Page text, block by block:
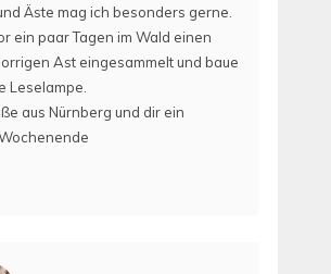
Äste mag ich besonders gerne.
ein paar Tagen im Wald einen
Ast eingesammelt und baue
Leselampe.
aus Nürnberg und dir ein